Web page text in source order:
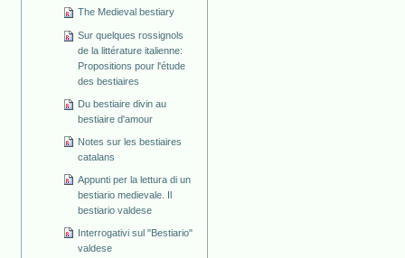
The Medieval bestiary
Sur quelques rossignols
de la littérature italienne:
Propositions pour l'étude
des bestiaires
Du bestiaire divin au
bestiaire d'amour
Notes sur les bestiaires
catalans
Appunti per la lettura di un
bestiario medievale. Il
bestiario valdese
Interrogativi sul "Bestiario"
valdese